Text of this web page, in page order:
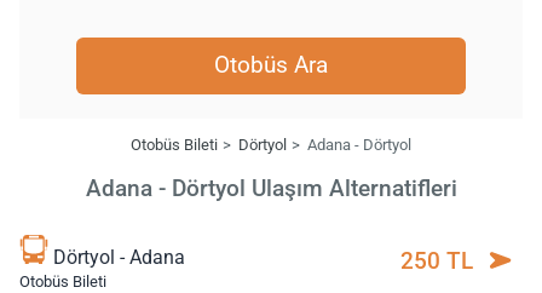
Otobüs Ara
Otobüs Bileti Dörtyol Adana - Dörtyol
Adana - Dörtyol Ulaşım Alternatifleri
Dörtyol - Adana
Otobüs Bileti
250 TL